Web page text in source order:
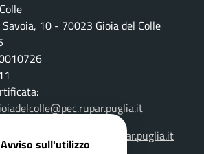
10 - 70023 Gioia del Colle
Avviso sull'utilizzo